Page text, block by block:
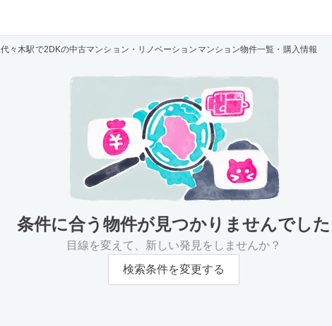
代々木駅で2DKの中古マンション・リノベーションマンション物件一覧・購入情報
条件に合う物件が見つかりませんでした
目線を変えて、新しい発見をしませんか？
検索条件を変更する